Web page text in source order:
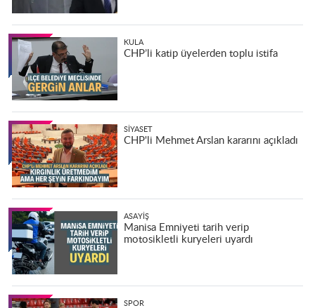
KULA
CHP’li katip üyelerden toplu istifa
SIYASET
CHP'li Mehmet Arslan kararını açıkladı
ASAYIŞ
Manisa Emniyeti tarih verip
motosikletli kuryeleri uyardı
SPOR